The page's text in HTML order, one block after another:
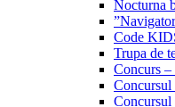
Nocturna
Code
Trupa de
Concurs –
Concursul
Concursul